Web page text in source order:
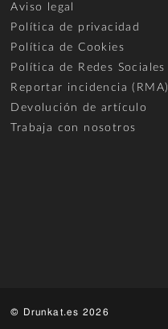
Aviso legal
Política de privacidad
Política de Cookies
Política de Redes Sociales
Reportar incidencia (RMA)
Devolución de artículo
Trabaja con nosotros
© Drunkat.es 2026